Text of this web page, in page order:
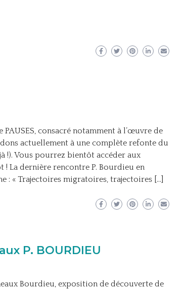
consacré notamment à l’œuvre de
actuellement à une complète refonte du
!). Vous pourrez bientôt accéder aux
! La dernière rencontre P. Bourdieu en
: « Trajectoires migratoires, trajectoires […]
P. BOURDIEU
Bourdieu, exposition de découverte de